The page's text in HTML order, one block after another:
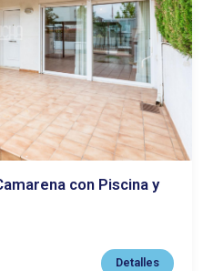
con Piscina y
Detalles